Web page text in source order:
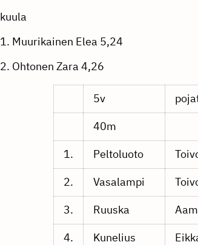
kuula
1. Muurikainen Elea 5,24
2. Ohtonen Zara 4,26
5v
40m
1.
Peltoluoto
2.
Vasalampi
3.
Ruuska
4.
Kunelius